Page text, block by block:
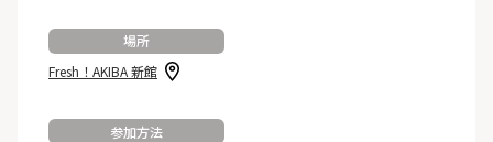
場所
Fresh！AKIBA 新館
参加方法